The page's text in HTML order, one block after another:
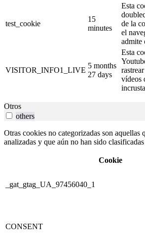
test_cookie
15
minutes
Esta
de la
el
admite
VISITOR_INFO1_LIVE
5 months
27 days
Esta
vídeos
Otros
others
Otras cookies no categorizadas son aquellas
analizadas y que aún no han sido
Cookie
_gat_gtag_UA_97456040_1
CONSENT